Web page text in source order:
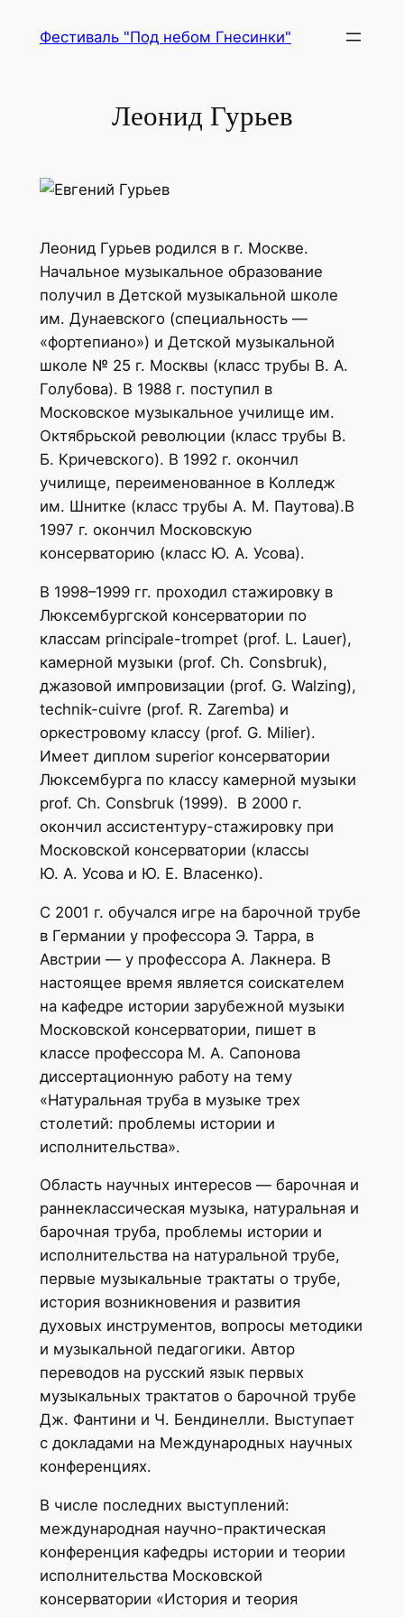
Фестиваль "Под небом Гнесинки"
Леонид Гурьев
Леонид Гурьев родился в г. Москве.
Начальное музыкальное образование
получил в Детской музыкальной школе
им. Дунаевского (специальность —
«фортепиано») и Детской музыкальной
школе № 25 г. Москвы (класс трубы В. А.
Голубова). В 1988 г. поступил в
Московское музыкальное училище им.
Октябрьской революции (класс трубы В.
Б. Кричевского). В 1992 г. окончил
училище, переименованное в Колледж
им. Шнитке (класс трубы А. М. Паутова).В
1997 г. окончил Московскую
консерваторию (класс Ю. А. Усова).
В 1998–1999 гг. проходил стажировку в
Люксембургской консерватории по
классам principale-trompet (prof. L. Lauer),
камерной музыки (prof. Ch. Consbruk),
джазовой импровизации (prof. G. Walzing),
technik-cuivre (prof. R. Zaremba) и
оркестровому классу (prof. G. Milier).
Имеет диплом superior консерватории
Люксембурга по классу камерной музыки
prof. Ch. Consbruk (1999). В 2000 г.
окончил ассистентуру-стажировку при
Московской консерватории (классы
Ю. А. Усова и Ю. Е. Власенко).
С 2001 г. обучался игре на барочной трубе
в Германии у профессора Э. Тарра, в
Австрии — у профессора А. Лакнера. В
настоящее время является соискателем
на кафедре истории зарубежной музыки
Московской консерватории, пишет в
классе профессора М. А. Сапонова
диссертационную работу на тему
«Натуральная труба в музыке трех
столетий: проблемы истории и
исполнительства».
Область научных интересов — барочная и
раннеклассическая музыка, натуральная и
барочная труба, проблемы истории и
исполнительства на натуральной трубе,
первые музыкальные трактаты о трубе,
история возникновения и развития
духовых инструментов, вопросы методики
и музыкальной педагогики. Автор
переводов на русский язык первых
музыкальных трактатов о барочной трубе
Дж. Фантини и Ч. Бендинелли. Выступает
с докладами на Международных научных
конференциях.
В числе последних выступлений:
международная научно-практическая
конференция кафедры истории и теории
исполнительства Московской
консерватории «История и теория